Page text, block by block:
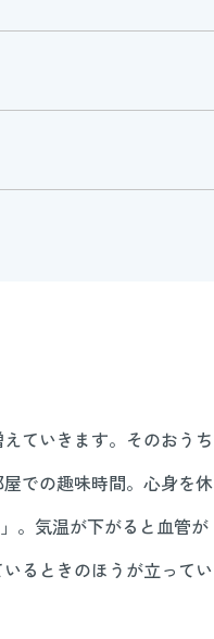
ていきます。そのおうち
での趣味時間。心身を休
。気温が下がると血管が
るときのほうが立ってい